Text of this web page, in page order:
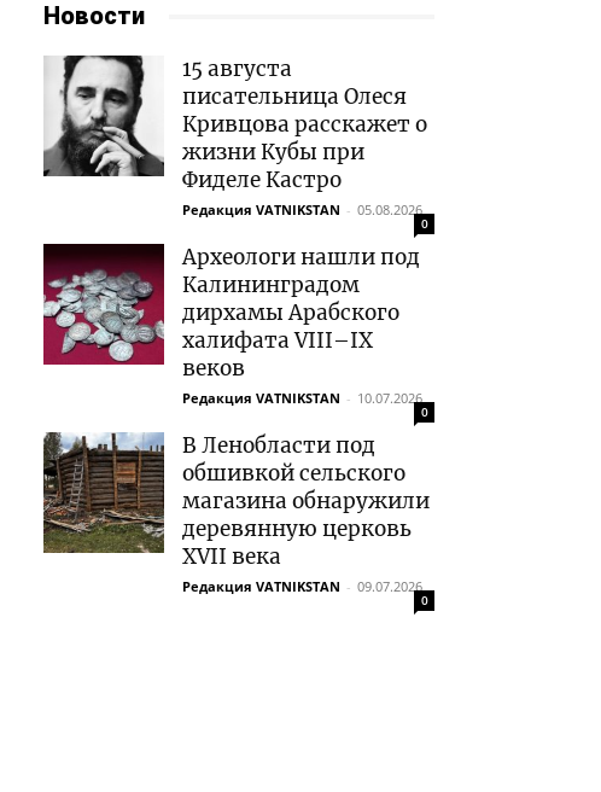
Новости
15 августа
писательница Олеся
Кривцова расскажет о
жизни Кубы при
Фиделе Кастро
Редакция VATNIKSTAN - 05.08.2026
0
Археологи нашли под
Калининградом
дирхамы Арабского
халифата VIII–IX
веков
Редакция VATNIKSTAN - 10.07.2026
0
В Ленобласти под
обшивкой сельского
магазина обнаружили
деревянную церковь
XVII века
Редакция VATNIKSTAN - 09.07.2026
0